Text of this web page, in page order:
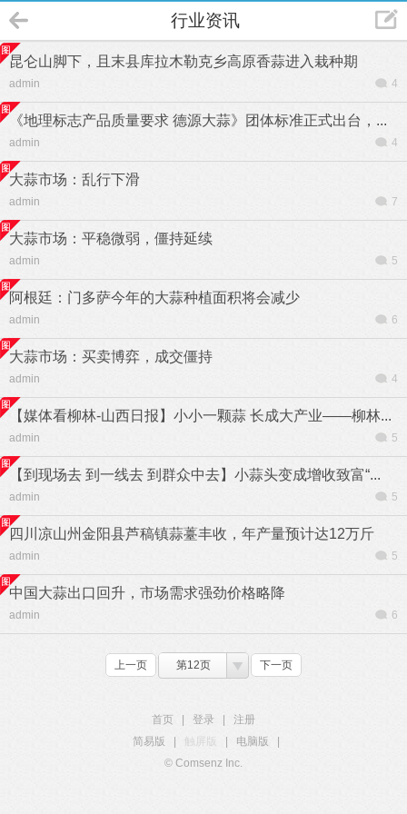
行业资讯
昆仑山脚下，且末县库拉木勒克乡高原香蒜进入栽种期
admin 4
《地理标志产品质量要求 德源大蒜》团体标准正式出台，...
admin 4
大蒜市场：乱行下滑
admin 7
大蒜市场：平稳微弱，僵持延续
admin 5
阿根廷：门多萨今年的大蒜种植面积将会减少
admin 6
大蒜市场：买卖博弈，成交僵持
admin 4
【媒体看柳林-山西日报】小小一颗蒜 长成大产业——柳林...
admin 5
【到现场去 到一线去 到群众中去】小蒜头变成增收致富“...
admin 5
四川凉山州金阳县芦稿镇蒜薹丰收，年产量预计达12万斤
admin 5
中国大蒜出口回升，市场需求强劲价格略降
admin 6
上一页 第12页 下一页
首页 登录
注册
简易版
触屏版 电脑版
© Comsenz Inc.